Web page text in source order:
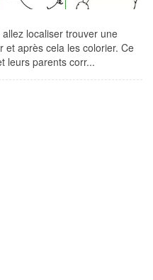
localiser trouver une
et après cela les colorier. Ce
leurs parents corr...